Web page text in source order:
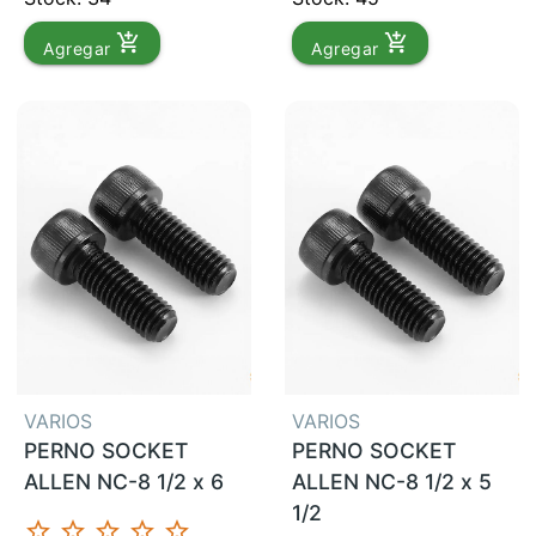
Agregar add_shopping_cart Agregar add_shopping_cart
VARIOS
PERNO SOCKET
ALLEN NC-8 1/2 x 6
VARIOS
PERNO SOCKET
ALLEN NC-8 1/2 x 5
1/2